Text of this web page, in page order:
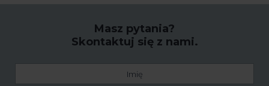
Masz pytania?
Skontaktuj się z nami.